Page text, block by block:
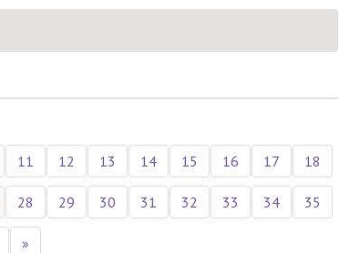
11 12 13 14 15 16 17 18
28 29 30 31 32 33 34 35
»